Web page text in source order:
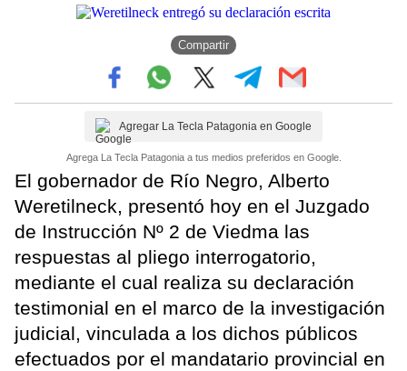
Compartir
Agregar La Tecla Patagonia en Google
Agrega La Tecla Patagonia a tus medios preferidos en Google.
El gobernador de Río Negro, Alberto
Weretilneck, presentó hoy en el Juzgado
de Instrucción Nº 2 de Viedma las
respuestas al pliego interrogatorio,
mediante el cual realiza su declaración
testimonial en el marco de la investigación
judicial, vinculada a los dichos públicos
efectuados por el mandatario provincial en